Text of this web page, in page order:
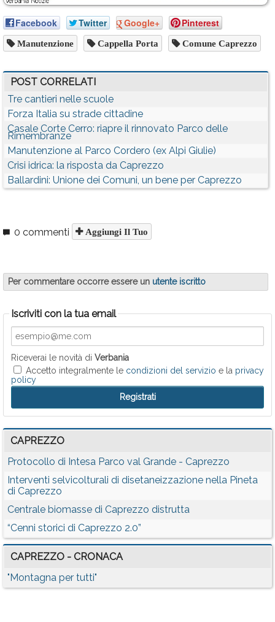
Facebook Twitter Google+ Pinterest
Manutenzione Cappella Porta Comune Caprezzo
POST CORRELATI
Tre cantieri nelle scuole
Forza Italia su strade cittadine
Casale Corte Cerro: riapre il rinnovato Parco delle
Rimembranze
Manutenzione al Parco Cordero (ex Alpi Giulie)
Crisi idrica: la risposta da Caprezzo
Ballardini: Unione dei Comuni, un bene per Caprezzo
0 commenti Aggiungi Il Tuo
Per commentare occorre essere un utente iscritto
Iscriviti con la tua email
Riceverai le novità di Verbania
Accetto integralmente le condizioni del servizio e la privacy
policy
CAPREZZO
Protocollo di Intesa Parco val Grande - Caprezzo
Interventi selvicolturali di disetaneizzazione nella Pineta
di Caprezzo
Centrale biomasse di Caprezzo distrutta
“Cenni storici di Caprezzo 2.0”
CAPREZZO - CRONACA
"Montagna per tutti"